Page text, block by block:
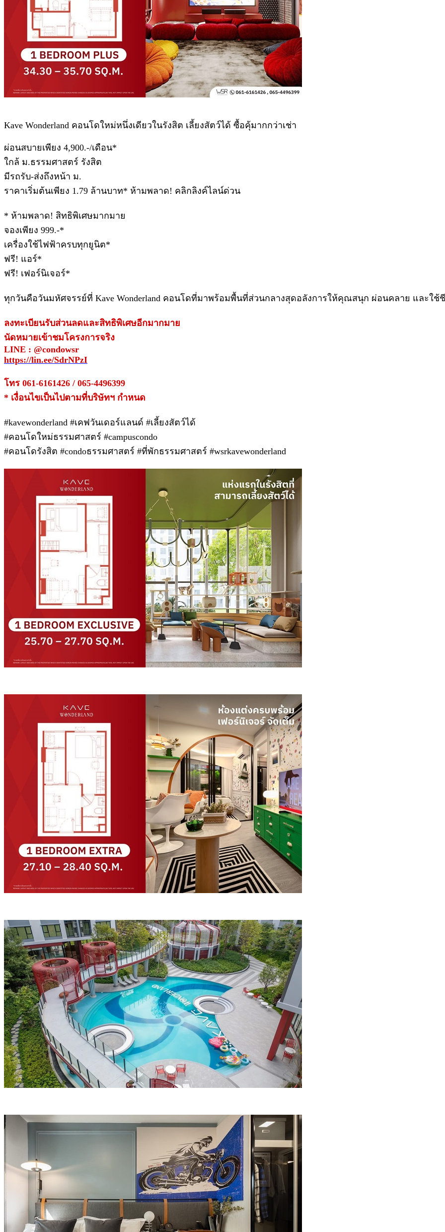
Kave Wonderland คอนโดใหม่หนึ่งเดียวในรังสิต เลี้ยงสัตว์ได้ ซื้อคุ้มากกว่าเช่า
ผ่อนสบายเพียง 4,900.-/เดือน*
ใกล้ ม.ธรรมศาสตร์ รังสิต
มีรถรับ-ส่งถึงหน้า ม.
ราคาเริ่มต้นเพียง 1.79 ล้านบาท* ห้ามพลาด! คลิกลิงค์ไลน์ด่วน
* ห้ามพลาด! สิทธิพิเศษมากมาย
จองเพียง 999.-*
เครื่องใช้ไฟฟ้าครบทุกยูนิต*
ฟรี! แอร์*
ฟรี! เฟอร์นิเจอร์*
ทุกวันคือวันมหัศจรรย์ที่ Kave Wonderland คอนโดที่มาพร้อมพื้นที่ส่วนกลางสุดอลังการให้คุณสนุก ผ่อนคลาย และใช้
ลงทะเบียนรับส่วนลดและสิทธิพิเศษอีกมากมาย
นัดหมายเข้าชมโครงการจริง
LINE : @condowsr
https://lin.ee/SdrNPzI
โทร 061-6161426 / 065-4496399
* เงื่อนไขเป็นไปตามที่บริษัทฯ กำหนด
#kavewonderland #เคฟวันเดอร์แลนด์ #เลี้ยงสัตว์ได้
#คอนโดใหม่ธรรมศาสตร์ #campuscondo
#คอนโดรังสิต #condoธรรมศาสตร์ #ที่พักธรรมศาสตร์ #wsrkavewonderland